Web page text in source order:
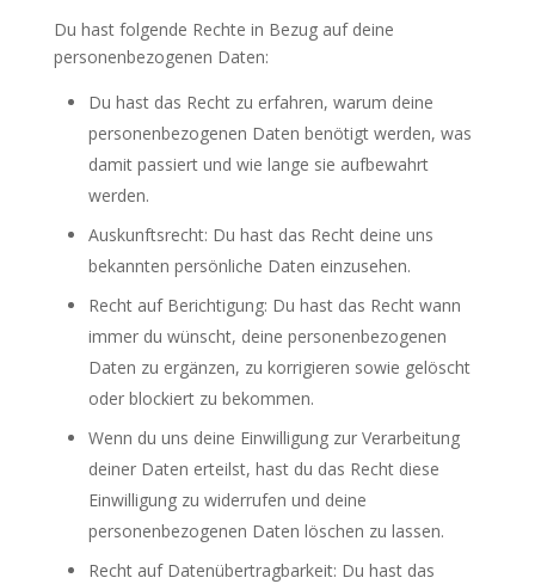
Du hast folgende Rechte in Bezug auf deine
personenbezogenen Daten:
Du hast das Recht zu erfahren, warum deine
personenbezogenen Daten benötigt werden, was
damit passiert und wie lange sie aufbewahrt
werden.
Auskunftsrecht: Du hast das Recht deine uns
bekannten persönliche Daten einzusehen.
Recht auf Berichtigung: Du hast das Recht wann
immer du wünscht, deine personenbezogenen
Daten zu ergänzen, zu korrigieren sowie gelöscht
oder blockiert zu bekommen.
Wenn du uns deine Einwilligung zur Verarbeitung
deiner Daten erteilst, hast du das Recht diese
Einwilligung zu widerrufen und deine
personenbezogenen Daten löschen zu lassen.
Recht auf Datenübertragbarkeit: Du hast das